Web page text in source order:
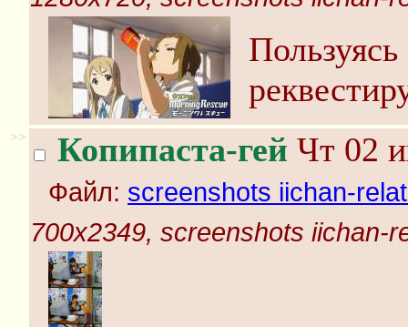
>> Копипаста-гей Чт 02
Файл: screenshots iichan-
700x2349, screenshots iichan-